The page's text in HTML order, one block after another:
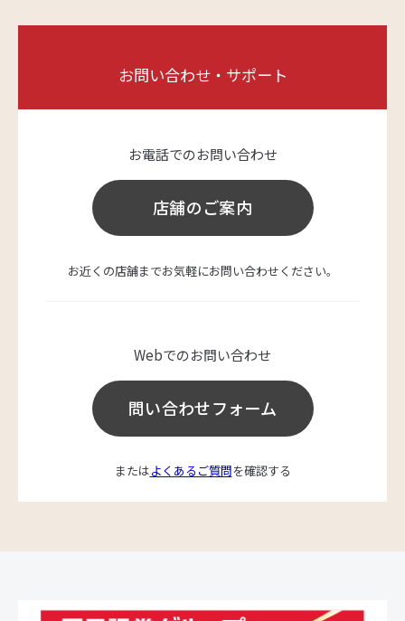
0120-03-4649
受付時間：9:00～17:00（土・日・祝日を除く）
お問い合わせ・サポート
お電話でのお問い合わせ
店舗のご案内
お近くの店舗までお気軽にお問い合わせください。
Webでのお問い合わせ
問い合わせフォーム
またはよくあるご質問を確認する